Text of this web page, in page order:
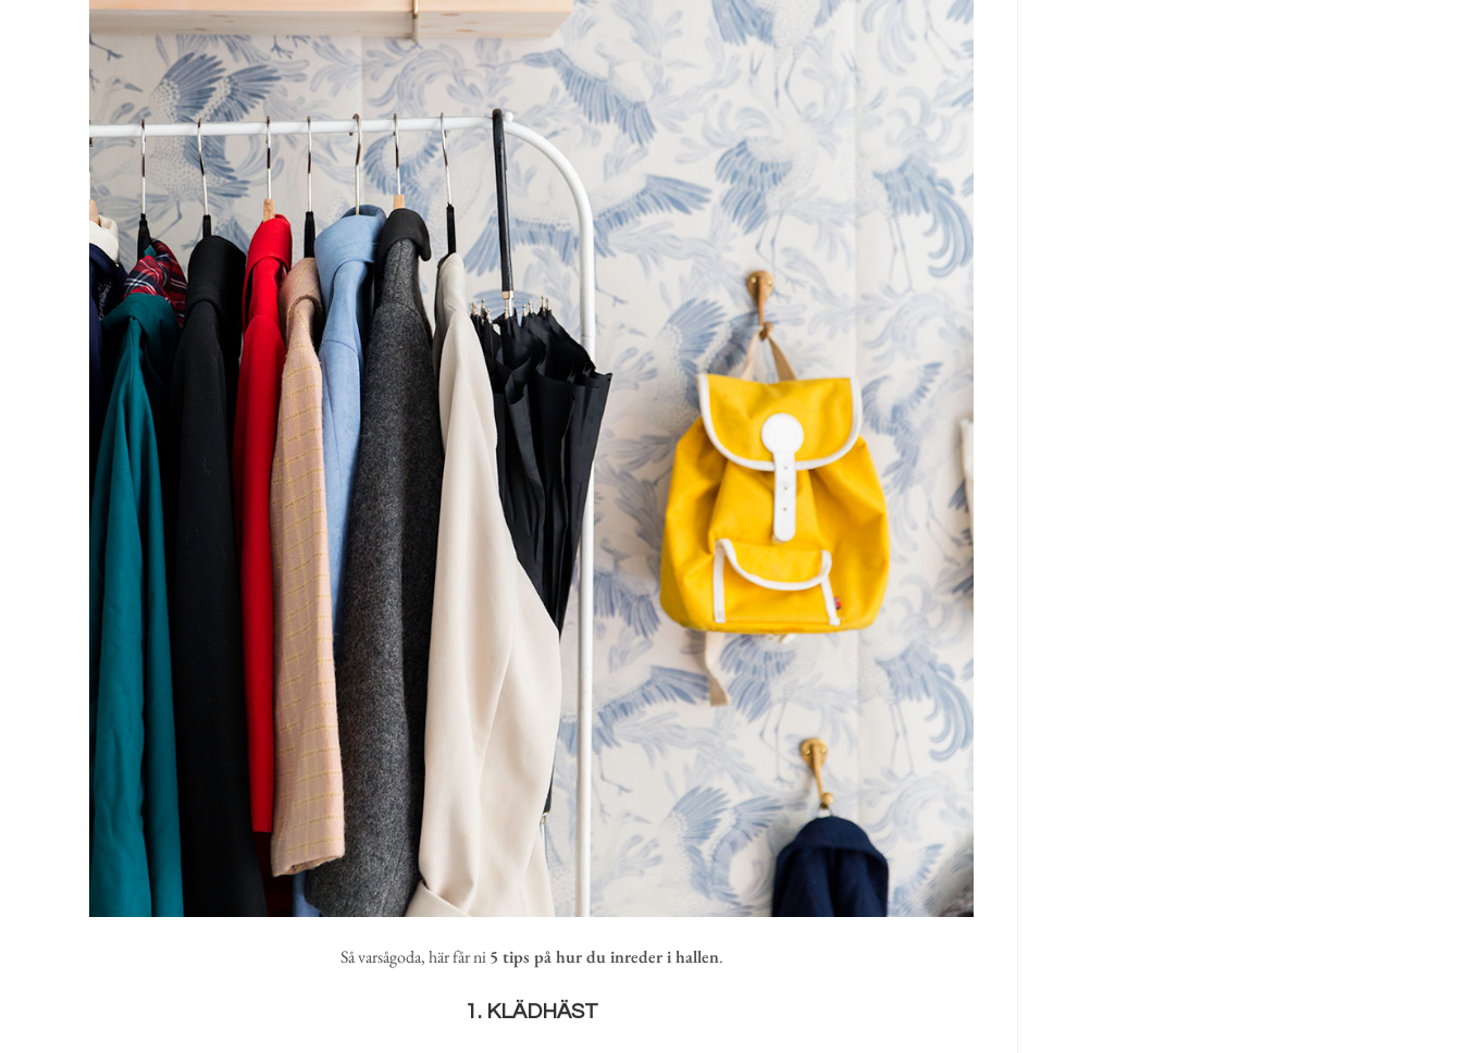
Så varsågoda, här får ni5 tips på hur du inreder i hallen.
1. KLÄDHÄST